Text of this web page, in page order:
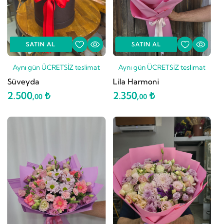
SATIN AL
Aynı gün ÜCRETSİZ teslimat
Süveyda
2.500,00 ₺
SATIN AL
Aynı gün ÜCRETSİZ teslimat
Lila Harmoni
2.350,00₺